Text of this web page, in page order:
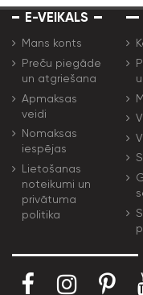
E-VEIKALS
Mans konts
Preču piegāde
un atgriešana
Apmaksas
veidi
Nomaksas
iespējas
Lietošanas
noteikumi un
privātuma
politika